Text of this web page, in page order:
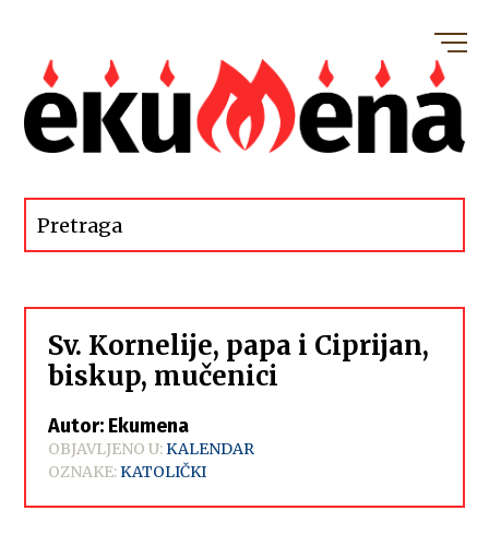
Sv. Kornelije, papa i Ciprijan,
biskup, mučenici
Autor: Ekumena
OBJAVLJENO U:KALENDAR
OZNAKE:KATOLIČKI